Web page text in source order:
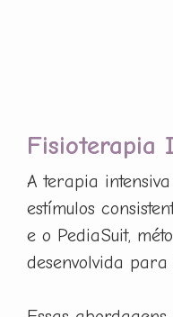
Fisioterapia
A terapia
estímulos
e o PediaSuit,
desenvolvida